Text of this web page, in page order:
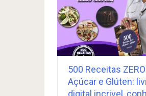
500 Receitas ZERO
Açúcar e Glúten:
digital incrivel,